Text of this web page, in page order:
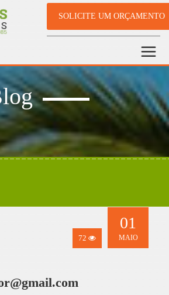
SOLICITE UM ORÇAMENTO
72
01
MAIO